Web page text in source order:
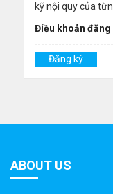
kỹ nội quy của
Điều khoản đăng
Đăng ký
ABOUT US